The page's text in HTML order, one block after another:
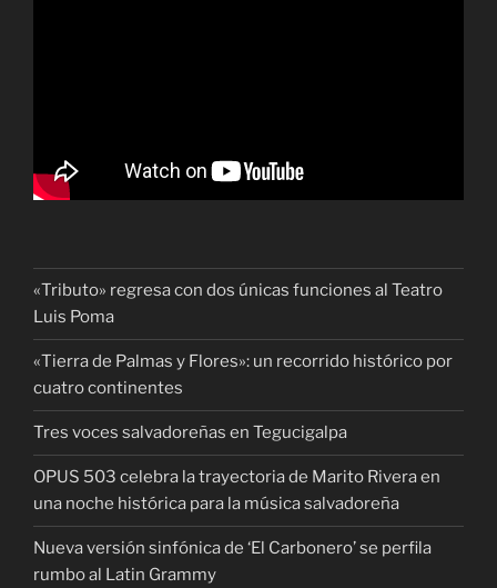
«Tributo» regresa con dos únicas funciones al Teatro
Luis Poma
«Tierra de Palmas y Flores»: un recorrido histórico por
cuatro continentes
Tres voces salvadoreñas en Tegucigalpa
OPUS 503 celebra la trayectoria de Marito Rivera en
una noche histórica para la música salvadoreña
Nueva versión sinfónica de ‘El Carbonero’ se perfila
rumbo al Latin Grammy